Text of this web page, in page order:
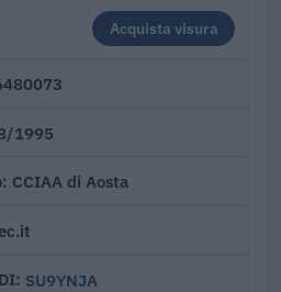
Acquista visura
1995
CCIAA di Aosta
SU9YNJA